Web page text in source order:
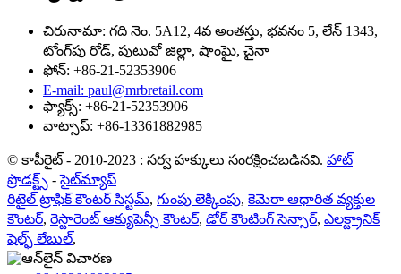
చిరునామా: గది నెం. 5A12, 4వ అంతస్తు, భవనం 5, లేన్ 1343,
టోంగ్‌పు రోడ్, పుటువో జిల్లా, షాంఘై, చైనా
ఫోన్: +86-21-52353906
E-mail: paul@mrbretail.com
ఫ్యాక్స్: +86-21-52353906
వాట్సాప్: +86-13361882985
© కాపీరైట్ - 2010-2023 : సర్వ హక్కులు సంరక్షించబడినవి. హాట్
ప్రొడక్ట్స్ -సైట్‌మ్యాప్
రిటైల్ ట్రాఫిక్ కౌంటర్ సిస్టమ్, గుంపు లెక్కింపు, కెమెరా ఆధారిత వ్యక్తుల
కౌంటర్, రెస్టారెంట్ ఆక్యుపెన్సీ కౌంటర్, డోర్ కౌంటింగ్ సెన్సార్, ఎలక్ట్రానిక్
షెల్ఫ్ లేబుల్,